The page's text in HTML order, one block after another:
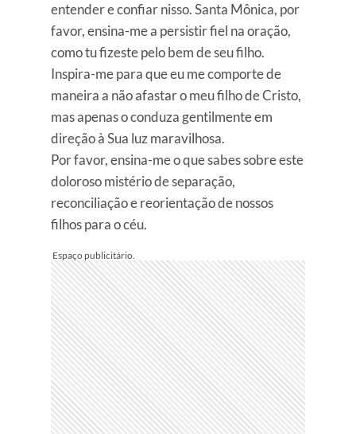
entender e confiar nisso. Santa Mônica, por
favor, ensina-me a persistir fiel na oração,
como tu fizeste pelo bem de seu filho.
Inspira-me para que eu me comporte de
maneira a não afastar o meu filho de Cristo,
mas apenas o conduza gentilmente em
direção à Sua luz maravilhosa.
Por favor, ensina-me o que sabes sobre este
doloroso mistério de separação,
reconciliação e reorientação de nossos
filhos para o céu.